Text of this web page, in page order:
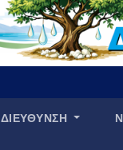
ΔΙΕΥΘΥΝΣΗ